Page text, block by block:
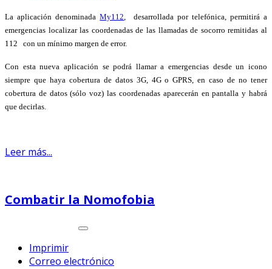
La aplicación denominadaMy112 , desarrollada por telefónica, permitirá a
emergencias localizar las coordenadas de las llamadas de socorro remitidas al
112 con un mínimo margen de error.
Con esta nueva aplicación se podrá llamar a emergencias desde un icono
siempre que haya cobertura de datos 3G, 4G o GPRS, en caso de no tener
cobertura de datos (sólo voz) las coordenadas aparecerán en pantalla y habrá
que decirlas.
Leer más...
Combatir la Nomofobia
Imprimir
Correo electrónico